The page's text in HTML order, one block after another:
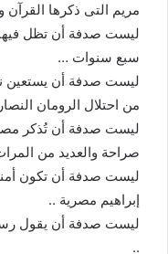
مريم التى ذكرها القرآن
ليست صدفة أن تظل
سبع سنوات …
ليست صدفة أن يستعين
من احتلال الرومان
ليست صدفة أن تُذكر
صراحة والعديد من
ليست صدفة أن تكون
إبراهيم مصرية ..
ليست صدفة أن يقول
..